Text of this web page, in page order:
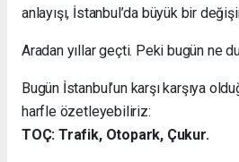
anlayışı, İstanbul’da büyük bir
Aradan yıllar geçti. Peki bugün ne
Bugün İstanbul’un karşı karşıya
harfle özetleyebiliriz:
TOÇ: Trafik, Otopark, Çukur.